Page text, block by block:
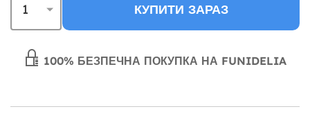
КУПИТИ ЗАРАЗ
100% БЕЗПЕЧНА ПОКУПКА НА FUNIDELIA